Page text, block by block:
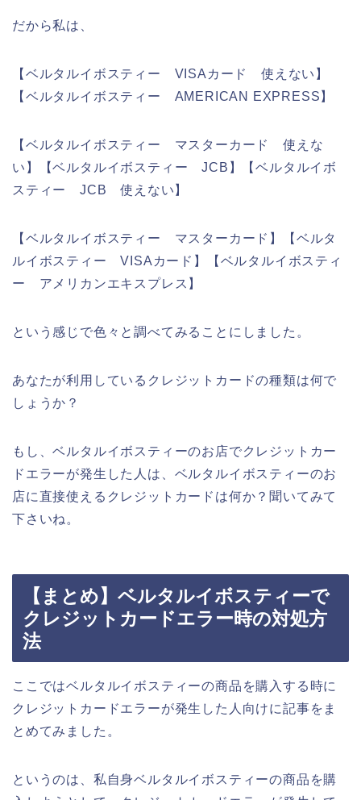
だから私は、
【ベルタルイボスティー VISAカード 使えない】
【ベルタルイボスティー AMERICAN EXPRESS】
【ベルタルイボスティー マスターカード 使えな
い】【ベルタルイボスティー JCB】【ベルタルイボ
スティー JCB 使えない】
【ベルタルイボスティー マスターカード】【ベルタ
ルイボスティー VISAカード】【ベルタルイボスティ
ー アメリカンエキスプレス】
という感じで色々と調べてみることにしました。
あなたが利用しているクレジットカードの種類は何で
しょうか？
もし、ベルタルイボスティーのお店でクレジットカー
ドエラーが発生した人は、ベルタルイボスティーのお
店に直接使えるクレジットカードは何か？聞いてみて
下さいね。
【まとめ】ベルタルイボスティーで
クレジットカードエラー時の対処方
法
ここではベルタルイボスティーの商品を購入する時に
クレジットカードエラーが発生した人向けに記事をま
とめてみました。
というのは、私自身ベルタルイボスティーの商品を購